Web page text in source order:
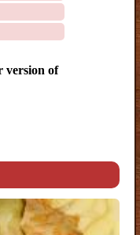
version of